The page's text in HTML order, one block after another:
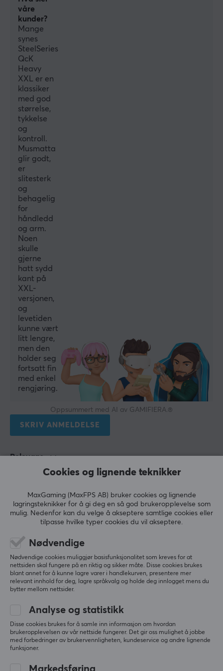
Tykkhet
4 mm
Bredde
900 mm
Dybde
400 mm
EGENSKAPER
Materiale
Stoff
Sydde kantene
Nei
Trykk
Nei
Belysning
No
Håndleddstøtte
Nei
Farge
Svart
våre
kunder?
Mange
synes
SteelSeries
QcK
Heavy
XXL er en
klassiker
med god
størrelse,
tykkelse
og
kontroll.
Musmatta
glir godt,
er
slitesterk
og
behagelig
for
håndledd
og arm.
Noen
skulle
gjerne
hatt sydd
kant på
XXL-
versjonen,
og
levetiden
kunne vært
litt lengre,
men den
holder seg
fortsatt fin
med enkel
rengjøring.
Oppsummert med AI av GAMIFIERA.®
SKRIV ANMELDELSE
Relevans
Alle anmeldelser
Robin N
Level 14
Comfy Gladiator
Stabil og nøytral. Bestilte denne og fikk en Qck
Heavy XXL, noe som burde være korrekt, siden det
står her at den er 4 mm tykk, men det nevnes ikke i
navnet på denne siden.
Vis originalen
SteelSeries QcK Heavy XXL Musematte
9 likes
Katherine A
Level 12
Cookies og lignende teknikker
MaxGaming (MaxFPS AB) bruker cookies og lignende
lagringsteknikker for å gi deg en så god brukeropplevelse som
mulig. Nedenfor kan du velge å akseptere samtlige cookies eller
tilpasse hvilke typer cookies du vil akseptere.
Nødvendige
Nødvendige cookies muliggjør basisfunksjonalitet som kreves for at
nettsiden skal fungere på en riktig og sikker måte. Disse cookies brukes
blant annet for å kunne lagre varer i handlekurven, presentere mer
relevant innhold for deg, lagre språkvalg og holde deg innlogget mens du
bytter mellom nettsider.
Analyse og statistikk
Disse cookies brukes for å samle inn informasjon om hvordan
brukeropplevelsen av vår nettside fungerer. Det gir oss mulighet å jobbe
med forbedringer av brukervennligheten, kundeservice og andre lignende
funksjoner.
Markedsføring